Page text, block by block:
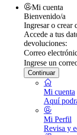
Mi cuenta
Bienvenido/a
Ingresar o crear
Accede a tus
devoluciones:
Correo
Ingrese un
Continuar
Mi cuenta
Aquí
Mi Perfil
Revisa y